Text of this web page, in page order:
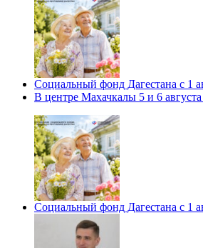
Социальный фонд Дагестана с 1
В центре Махачкалы 5 и 6
Социальный фонд Дагестана с 1